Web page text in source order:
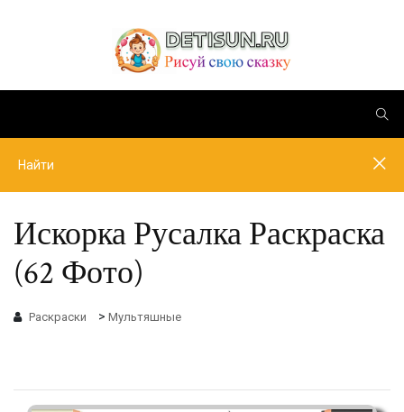
Искорка Русалка Раскраска
(62 Фото)
Раскраски > Мультяшные